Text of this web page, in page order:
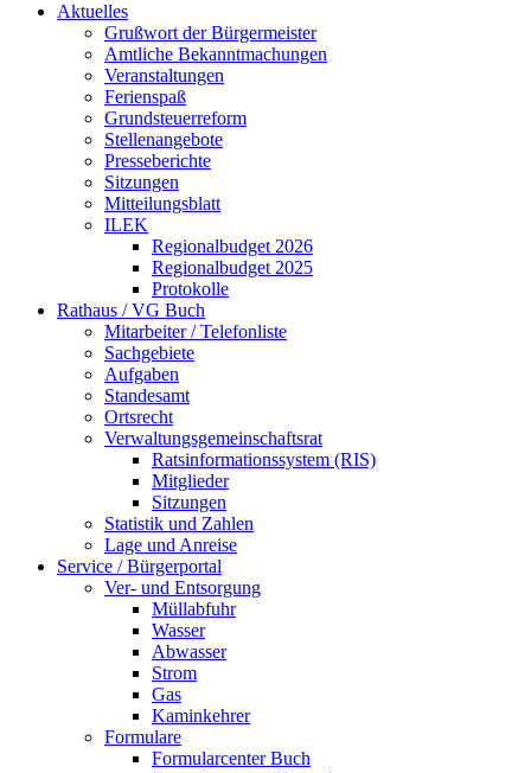
Aktuelles
Grußwort der Bürgermeister
Amtliche Bekanntmachungen
Veranstaltungen
Ferienspaß
Grundsteuerreform
Stellenangebote
Presseberichte
Sitzungen
Mitteilungsblatt
ILEK
Regionalbudget 2026
Regionalbudget 2025
Protokolle
Rathaus / VG Buch
Mitarbeiter / Telefonliste
Sachgebiete
Aufgaben
Standesamt
Ortsrecht
Verwaltungsgemeinschaftsrat
Ratsinformationssystem (RIS)
Mitglieder
Sitzungen
Statistik und Zahlen
Lage und Anreise
Service / Bürgerportal
Ver- und Entsorgung
Müllabfuhr
Wasser
Abwasser
Strom
Gas
Kaminkehrer
Formulare
Formularcenter Buch